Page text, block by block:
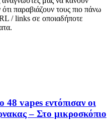
παραβιάζουν τους πιο πάνω
/ links σε οποιαδήποτε
48 vapes εντόπισαν οι
– Στο μικροσκόπιο